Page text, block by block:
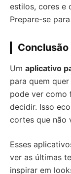
estilos, cores e
Prepare-se
Conclusão
Um aplicativo
para quem
pode ver como
decidir. Isso
cortes que não
Esses
ver as últimas
inspirar em